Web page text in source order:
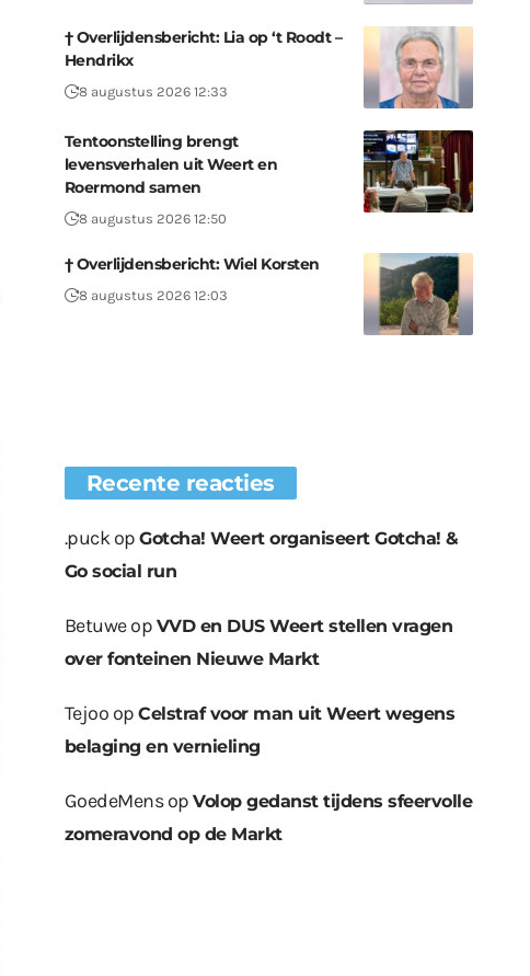
† Overlijdensbericht: Lia op ‘t Roodt –
Hendrikx
8 augustus 2026 12:33
Tentoonstelling brengt
levensverhalen uit Weert en
Roermond samen
8 augustus 2026 12:50
† Overlijdensbericht: Wiel Korsten
8 augustus 2026 12:03
Recente reacties
.puckopGotcha! Weert organiseert Gotcha! &
Go social run
Betuweop VVD en DUS Weert stellen vragen
over fonteinen Nieuwe Markt
Tejoo opCelstraf voor man uit Weert wegens
belaging en vernieling
GoedeMensopVolop gedanst tijdens sfeervolle
zomeravond op de Markt